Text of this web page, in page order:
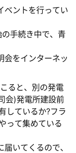
ベントを行ってい
手続き中で、青
会をインターネッ
ると、別の発電
会)発電所建設前
しているか?フラ
って集めている
いてくるので、